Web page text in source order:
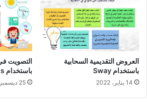
العروض التقديمية السحابية
باستخدام Sway
14 يناير، 2022
باستخدام Forms
25 ديسمبر، 2020